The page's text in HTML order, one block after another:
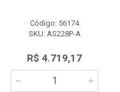
Código: 56174
SKU: AS228P-A
R$ 4.719,17